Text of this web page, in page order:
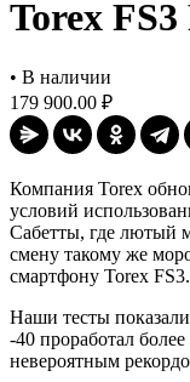
Torex
• В наличии
179 900.00 ₽
Компания Torex
условий
Сабетты, где лютый
смену такому же
смартфону Torex FS3.
Наши тесты
-40 проработал
невероятным